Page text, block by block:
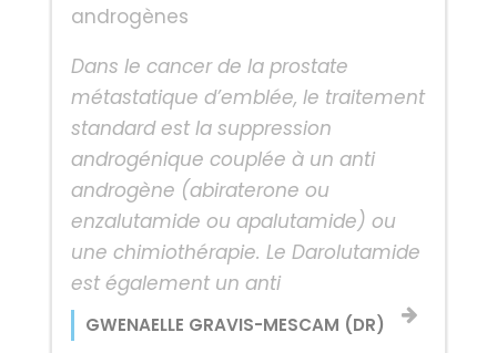
androgènes
Dans le cancer de la prostate
métastatique d’emblée, le traitement
standard est la suppression
androgénique couplée à un anti
androgène (abiraterone ou
enzalutamide ou apalutamide) ou
une chimiothérapie. Le Darolutamide
est également un anti
GWENAELLE GRAVIS-MESCAM (DR)